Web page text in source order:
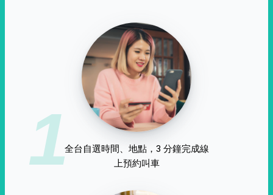
1全台自選時間、地點，3 分鐘完成線
上預約叫車